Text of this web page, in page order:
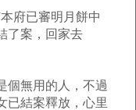
府已審明月餅中
了案，回家去
無用的人，不過
已結案釋放，心里